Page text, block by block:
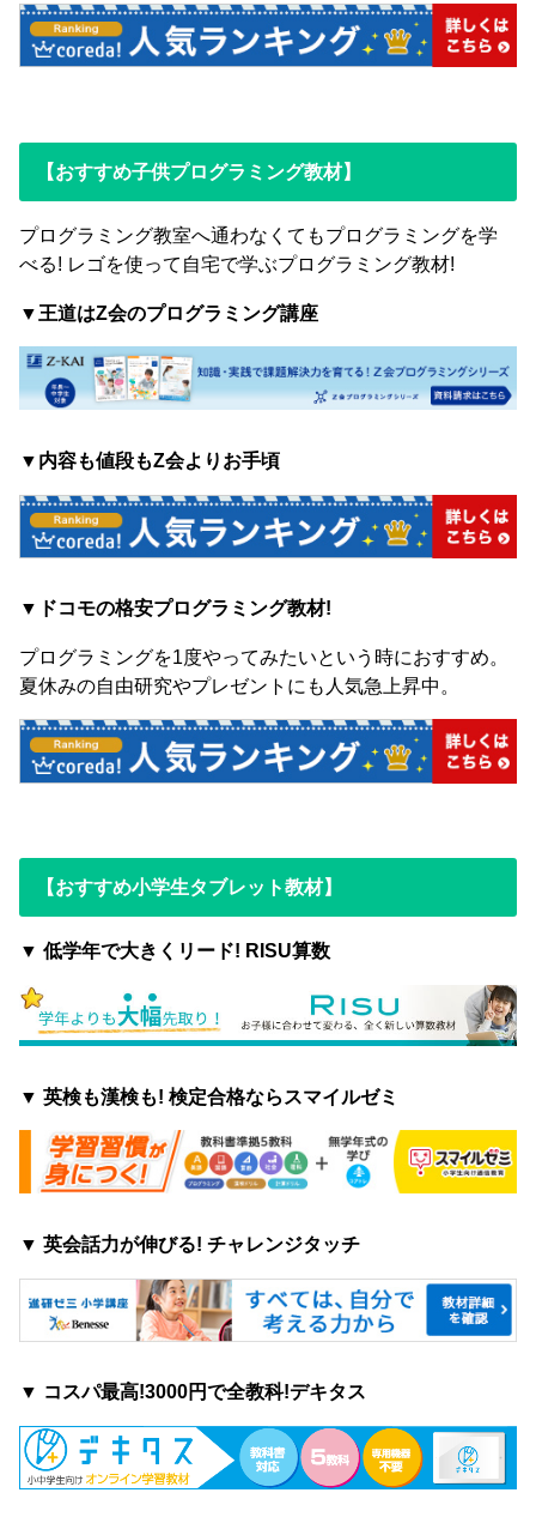
【おすすめ子供プログラミング教材】
プログラミング教室へ通わなくてもプログラミングを学
べる! レゴを使って自宅で学ぶプログラミング教材!
▼王道はZ会のプログラミング講座
▼内容も値段もZ会よりお手頃
▼ドコモの格安プログラミング教材!
プログラミングを1度やってみたいという時におすすめ。
夏休みの自由研究やプレゼントにも人気急上昇中。
【おすすめ小学生タブレット教材】
▼ 低学年で大きくリード! RISU算数
▼ 英検も漢検も! 検定合格ならスマイルゼミ
▼ 英会話力が伸びる! チャレンジタッチ
▼ コスパ最高!3000円で全教科!デキタス